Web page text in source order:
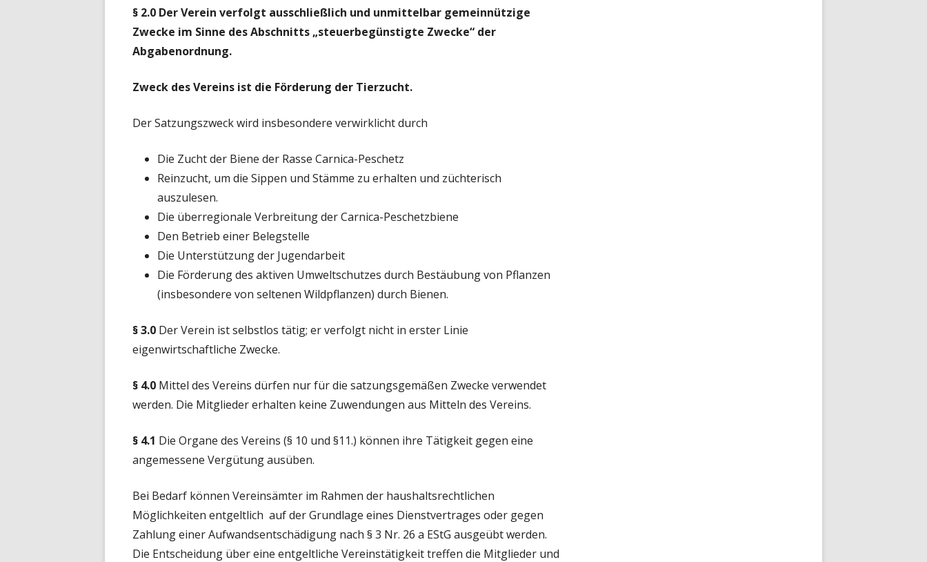
§ 2.0 Der Verein verfolgt ausschließlich und unmittelbar gemeinnützige
Zwecke im Sinne des Abschnitts „steuerbegünstigte Zwecke“ der
Abgabenordnung.
Zweck des Vereins ist die Förderung der Tierzucht.
Der Satzungszweck wird insbesondere verwirklicht durch
Die Zucht der Biene der Rasse Carnica-Peschetz
Reinzucht, um die Sippen und Stämme zu erhalten und züchterisch
auszulesen.
Die überregionale Verbreitung der Carnica-Peschetzbiene
Den Betrieb einer Belegstelle
Die Unterstützung der Jugendarbeit
Die Förderung des aktiven Umweltschutzes durch Bestäubung von Pflanzen
(insbesondere von seltenen Wildpflanzen) durch Bienen.
§ 3.0 Der Verein ist selbstlos tätig; er verfolgt nicht in erster Linie
eigenwirtschaftliche Zwecke.
§ 4.0 Mittel des Vereins dürfen nur für die satzungsgemäßen Zwecke verwendet
werden. Die Mitglieder erhalten keine Zuwendungen aus Mitteln des Vereins.
§ 4.1 Die Organe des Vereins (§ 10 und §11.) können ihre Tätigkeit gegen eine
angemessene Vergütung ausüben.
Bei Bedarf können Vereinsämter im Rahmen der haushaltsrechtlichen
Möglichkeiten entgeltlich auf der Grundlage eines Dienstvertrages oder gegen
Zahlung einer Aufwandsentschädigung nach § 3 Nr. 26 a EStG ausgeübt werden.
Die Entscheidung über eine entgeltliche Vereinstätigkeit treffen die Mitglieder und